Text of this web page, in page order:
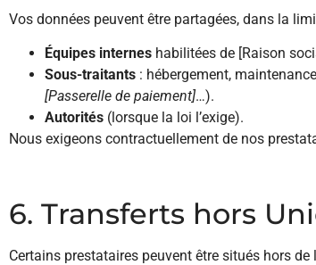
Vos données peuvent être partagées, dans la
Équipes internes habilitées de [Raison
Sous-traitants : hébergement,
[Passerelle de paiement]…).
Autorités (lorsque la loi l’exige).
Nous exigeons contractuellement de nos
6. Transferts hors
Certains prestataires peuvent être situés hors